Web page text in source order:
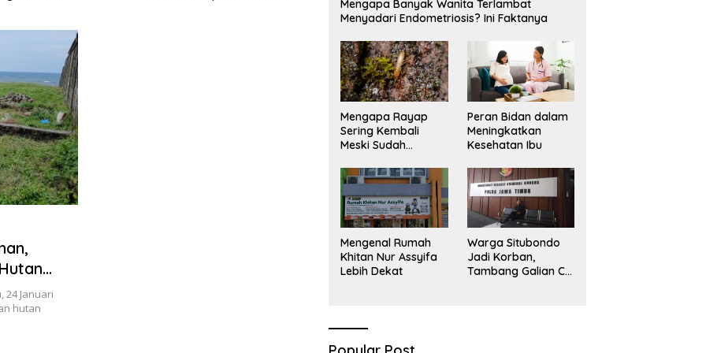
Sekadar Narasi.
24 Januari
hutan
Mengapa Banyak Wanita Terlambat
Menyadari Endometriosis? Ini Faktanya
Mengapa Rayap
Sering Kembali
Meski Sudah
Peran Bidan dalam
Meningkatkan
Kesehatan Ibu
Mengenal Rumah
Khitan Nur Assyifa
Lebih Dekat
Warga Situbondo
Jadi Korban,
Tambang Galian C